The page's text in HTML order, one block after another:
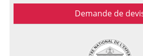
Demande de